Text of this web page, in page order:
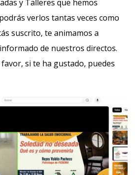
y Talleres que hemos
verlos tantas veces como
suscrito, te animamos a
de nuestros directos.
si te ha gustado, puedes